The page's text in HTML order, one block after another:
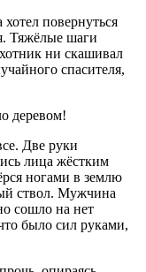
повернуться
Тяжёлые шаги
ни скашивал
спасителя,
деревом!
Две руки
лица жёстким
ногами в землю
ствол. Мужчина
сошло на нет
было сил руками,